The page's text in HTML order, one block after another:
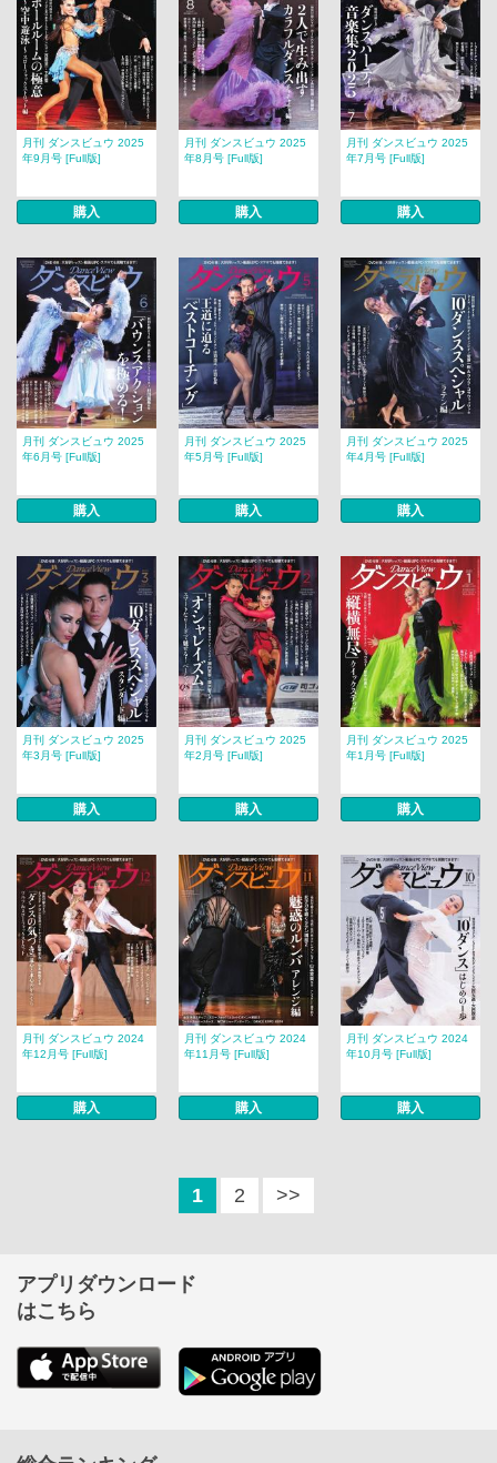
月刊 ダンスビュウ 2025
年9月号 [Full版]
購入
月刊 ダンスビュウ 2025
年8月号 [Full版]
購入
月刊 ダンスビュウ 2025
年7月号 [Full版]
購入
月刊 ダンスビュウ 2025
年6月号 [Full版]
購入
月刊 ダンスビュウ 2025
年5月号 [Full版]
購入
月刊 ダンスビュウ 2025
年4月号 [Full版]
購入
月刊 ダンスビュウ 2025
年3月号 [Full版]
購入
月刊 ダンスビュウ 2025
年2月号 [Full版]
購入
月刊 ダンスビュウ 2025
年1月号 [Full版]
購入
月刊 ダンスビュウ 2024
年12月号 [Full版]
購入
月刊 ダンスビュウ 2024
年11月号 [Full版]
購入
月刊 ダンスビュウ 2024
年10月号 [Full版]
購入
1 2 >>
アプリダウンロード
はこちら